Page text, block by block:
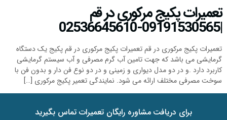
تعمیرات پکیج مرکوری در قم
|09191530565-02536645610
تعمیرات پکیج مرکوری در قم تعمیرات پکیج مرکوری در قم پکیج یک دستگاه
گرمایشی می باشد که جهت تامین آب گرم مصرفی و آب سیستم گرمایشی
کاربرد دارد .و در دو مدل دیواری و زمینی و در دو نوع فن دار و بدون فن با
سوخت مصرفی مختلف ارائه می شود. نمایندگی تعمیر پکیج مرکوری […]
برای دریافت مشاوره رایگان تعمیرات تماس بگیرید